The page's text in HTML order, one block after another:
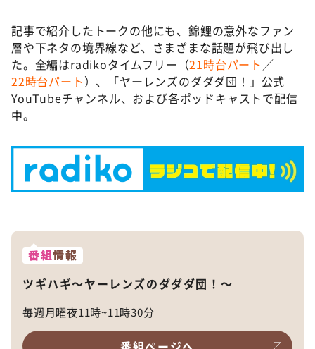
記事で紹介したトークの他にも、錦鯉の意外なファン
層や下ネタの境界線など、さまざまな話題が飛び出し
た。全編はradikoタイムフリー（21時台パート ／
22時台パート）、「ヤーレンズのダダダ団！」公式
YouTubeチャンネル、および各ポッドキャストで配信
中。
番組情報
ツギハギ～ヤーレンズのダダダ団！～
毎週月曜夜11時~11時30分